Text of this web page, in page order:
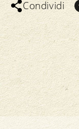
Condividi